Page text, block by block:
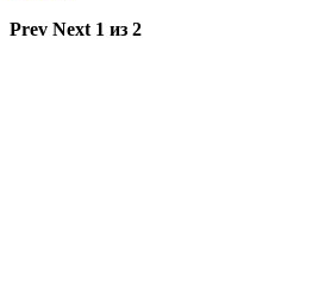
Prev Next 1 из 2